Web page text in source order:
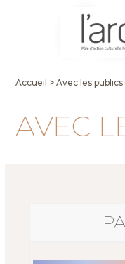
Accueil >Avec les publics
AVEC